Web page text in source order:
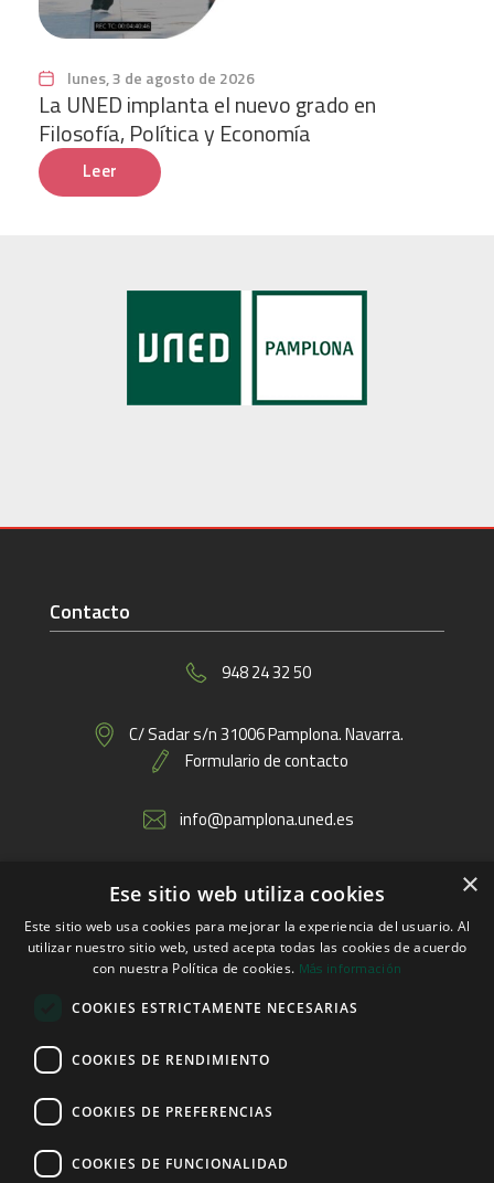
lunes, 3 de agosto de 2026
La UNED implanta el nuevo grado en
Filosofía, Política y Economía
Leer
Contacto
948 24 32 50
C/ Sadar s/n 31006 Pamplona. Navarra.
Formulario de contacto
info@pamplona.uned.es
Enlaces ×
Ese sitio web utiliza cookies
Este sitio web usa cookies para mejorar la experiencia del usuario. Al
utilizar nuestro sitio web, usted acepta todas las cookies de acuerdo
con nuestra Política de cookies. Más información
COOKIES ESTRICTAMENTE NECESARIAS
COOKIES DE RENDIMIENTO
COOKIES DE PREFERENCIAS
COOKIES DE FUNCIONALIDAD